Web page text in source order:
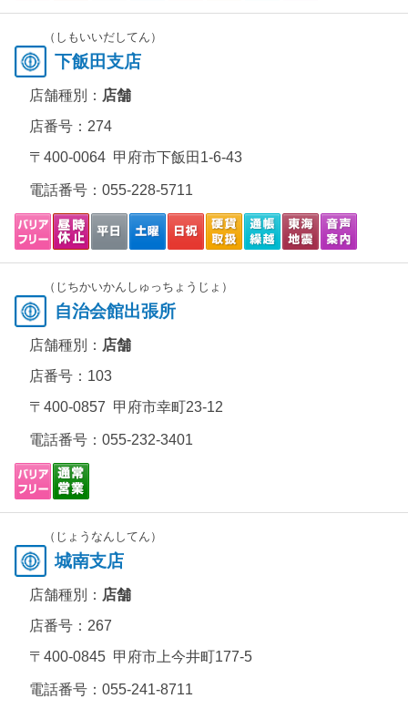
（しもいいだしてん）
下飯田支店
店舗種別： 店舗
店番号：274
〒400-0064 甲府市下飯田1-6-43
電話番号： 055-228-5711
（じちかいかんしゅっちょうじょ）
自治会館出張所
店舗種別： 店舗
店番号：103
〒400-0857 甲府市幸町23-12
電話番号： 055-232-3401
（じょうなんしてん）
城南支店
店舗種別： 店舗
店番号：267
〒400-0845 甲府市上今井町177-5
電話番号： 055-241-8711